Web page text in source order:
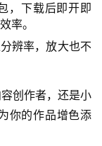
，下载后即开即
率。
辨率，放大也不
创作者，还是小
你的作品增色添